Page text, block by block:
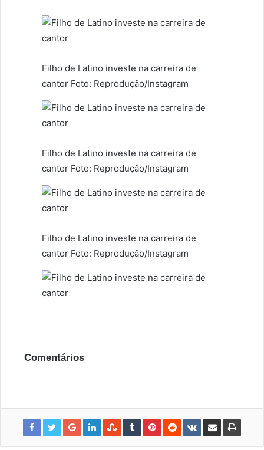
Filho de Latino investe na carreira de
cantor Foto: Reprodução/Instagram
Filho de Latino investe na carreira de
cantor Foto: Reprodução/Instagram
Filho de Latino investe na carreira de
cantor Foto: Reprodução/Instagram
Comentários